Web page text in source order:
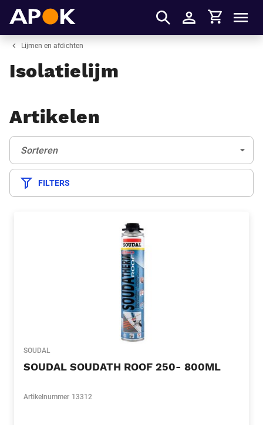
Inloggen
Winkelmandje
Lijmen en afdichten
Isolatielijm
Artikelen
Sorteren:
Sorteren
FILTERS
SOUDAL
SOUDAL SOUDATH ROOF 250- 800ML
Artikelnummer 13312